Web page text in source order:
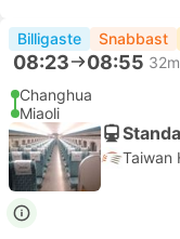
Billigaste Snabbast
08:23 08:55 32m
Changhua
Miaoli
Taiwan